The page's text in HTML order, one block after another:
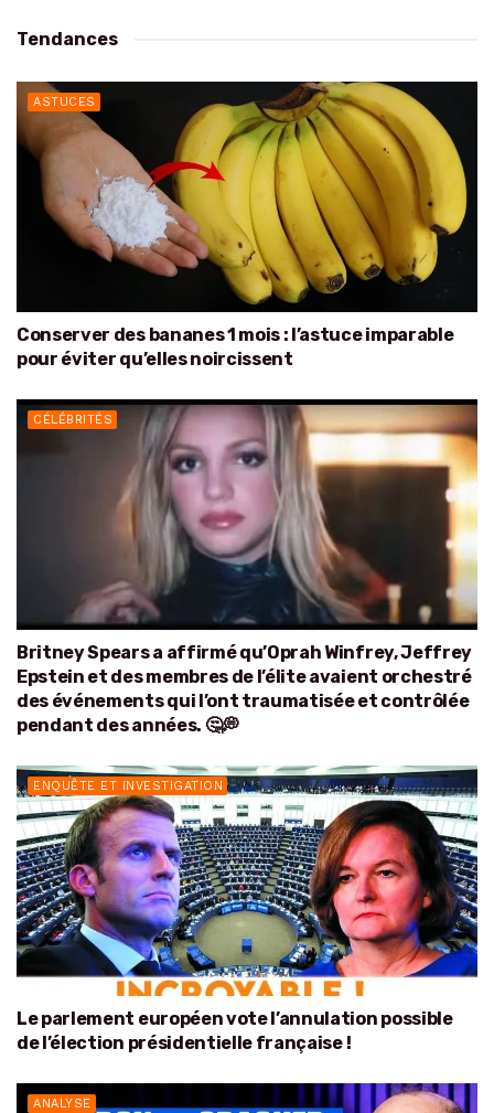
Tendances
ASTUCES
Conserver des bananes 1 mois : l’astuce imparable
pour éviter qu’elles noircissent
CÉLÉBRITÉS
Britney Spears a affirmé qu’Oprah Winfrey, Jeffrey
Epstein et des membres de l’élite avaient orchestré
des événements qui l’ont traumatisée et contrôlée
pendant des années. 🤔💭
ENQUÊTE ET INVESTIGATION
Le parlement européen vote l’annulation possible
de l’élection présidentielle française !
ANALYSE